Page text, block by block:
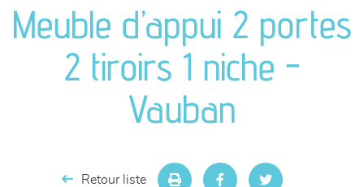
séjours
meubles de complément
chambres et dressing
Meuble d’appui 2 portes
2 tiroirs 1 niche -
Vauban
Retour liste